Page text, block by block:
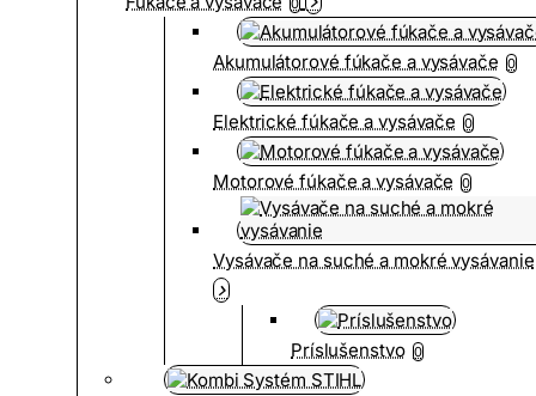
Akumulátorové fúkače a vysávače 0
Elektrické fúkače a vysávače 0
Motorové fúkače a vysávače 0
Vysávače na suché a mokré vysávanie
Príslušenstvo 0